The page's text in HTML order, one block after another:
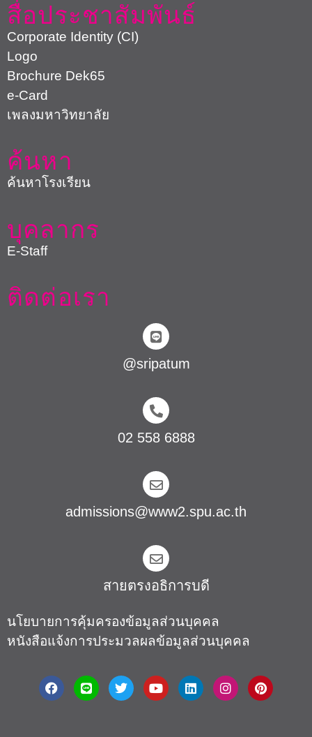
สื่อประชาสัมพันธ์
Corporate Identity (CI)
Logo
Brochure Dek65
e-Card
เพลงมหาวิทยาลัย
ค้นหา
ค้นหาโรงเรียน
บุคลากร
E-Staff
ติดต่อเรา
@sripatum
02 558 6888
admissions@www2.spu.ac.th
สายตรงอธิการบดี​
นโยบายการคุ้มครองข้อมูลส่วนบุคคล
หนังสือแจ้งการประมวลผลข้อมูลส่วนบุคคล